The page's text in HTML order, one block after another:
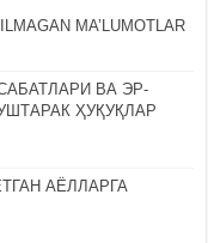
MA’LUMOTLAR
ВА ЭР-
ҲУҚУҚЛАР
АЁЛЛАРГА